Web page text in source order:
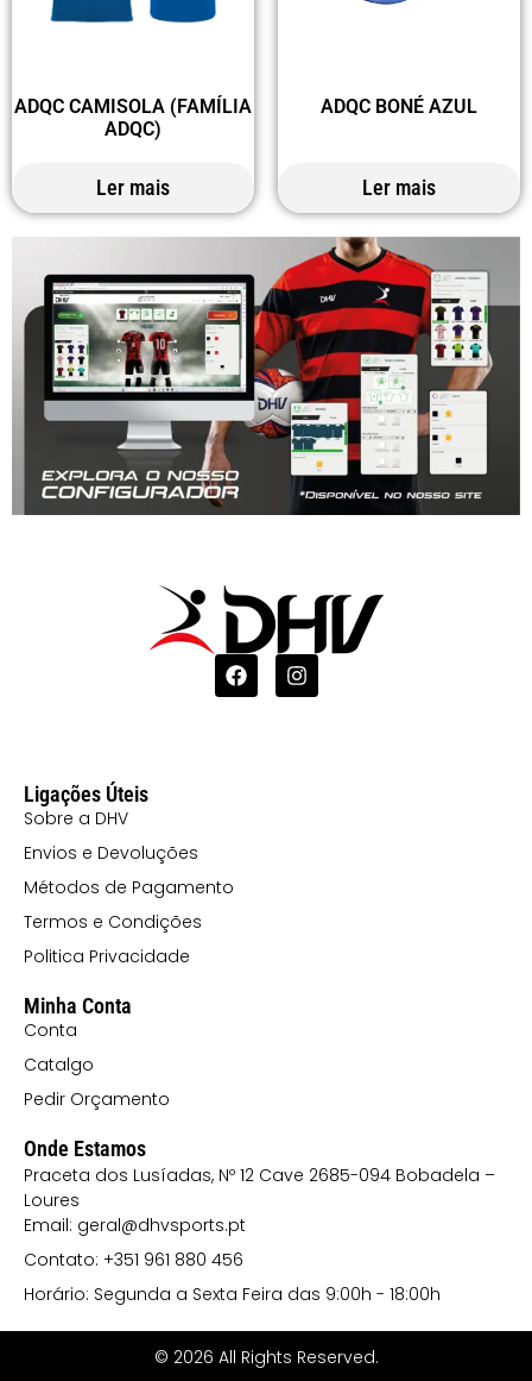
ADQC CAMISOLA (FAMÍLIA
ADQC)
Ler mais
ADQC BONÉ AZUL
Ler mais
Ligações Úteis
Sobre a DHV
Envios e Devoluções
Métodos de Pagamento
Termos e Condições
Politica Privacidade
Minha Conta
Conta
Catalgo
Pedir Orçamento
Onde Estamos
Praceta dos Lusíadas, Nº 12 Cave 2685-094 Bobadela –
Loures
Email: geral@dhvsports.pt
Contato: +351 961 880 456
Horário: Segunda a Sexta Feira das 9:00h - 18:00h
© 2026 All Rights Reserved.